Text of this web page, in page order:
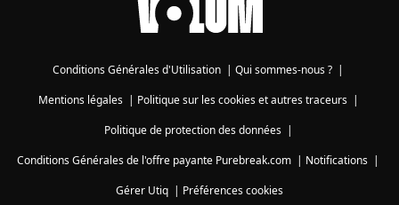
Conditions Générales d'Utilisation | Qui sommes-nous ? |
Mentions légales| Politique sur les cookies et autres traceurs|
Politique de protection des données|
Conditions Générales de l'offre payante Purebreak.com | Notifications |
Gérer Utiq | Préférences cookies